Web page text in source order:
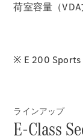
Sedan
Maybach
試乗リクエ
スト
荷室容量（VDA
※ E 200 Sports
ラインアップ
E-Class